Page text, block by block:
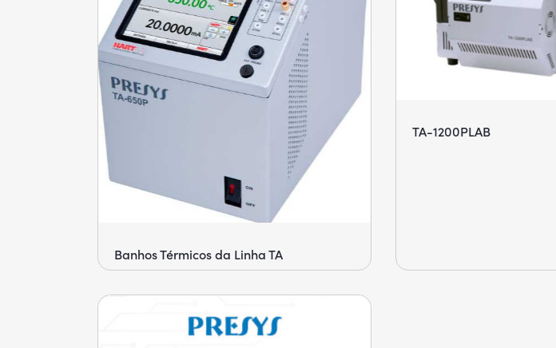
Banhos Térmicos da Linha TA
TA-1200PLAB